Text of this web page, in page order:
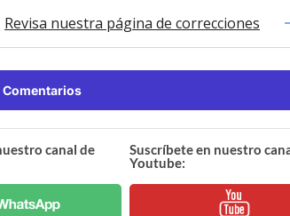
Revisa nuestra página de correcciones
canal de
Suscríbete en nuestro
Youtube: